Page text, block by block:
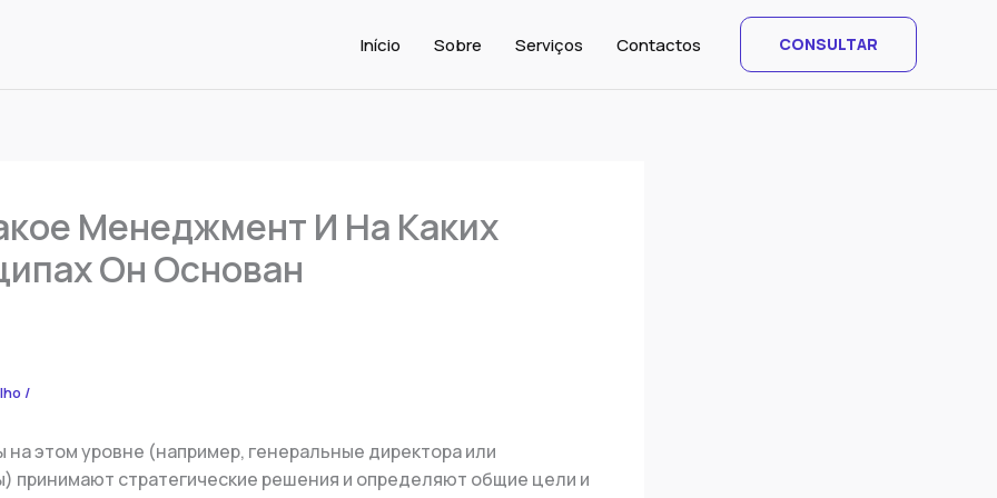
Início Sobre Serviços Contactos CONSULTAR
Менеджмент И На Каких
Он Основан
/
этом уровне (например, генеральные директора или
принимают стратегические решения и определяют общие цели и